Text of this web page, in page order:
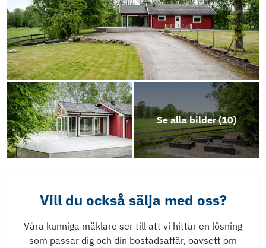
Se alla bilder (10)
Vill du också sälja med oss?
Våra kunniga mäklare ser till att vi hittar en lösning
som passar dig och din bostadsaffär, oavsett om